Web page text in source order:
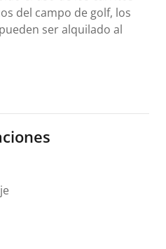
del campo de golf, los
ser alquilado al